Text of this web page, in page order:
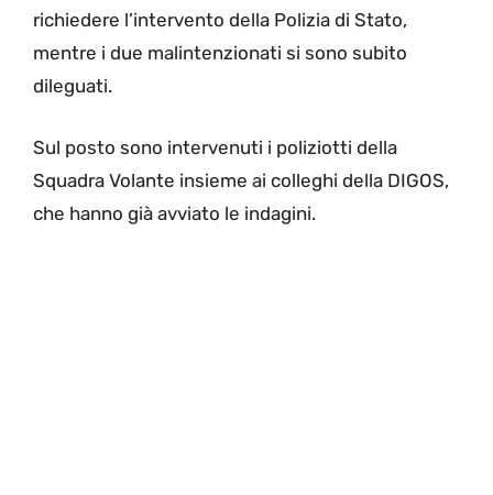
richiedere l’intervento della Polizia di Stato,
mentre i due malintenzionati si sono subito
dileguati.
Sul posto sono intervenuti i poliziotti della
Squadra Volante insieme ai colleghi della DIGOS,
che hanno già avviato le indagini.